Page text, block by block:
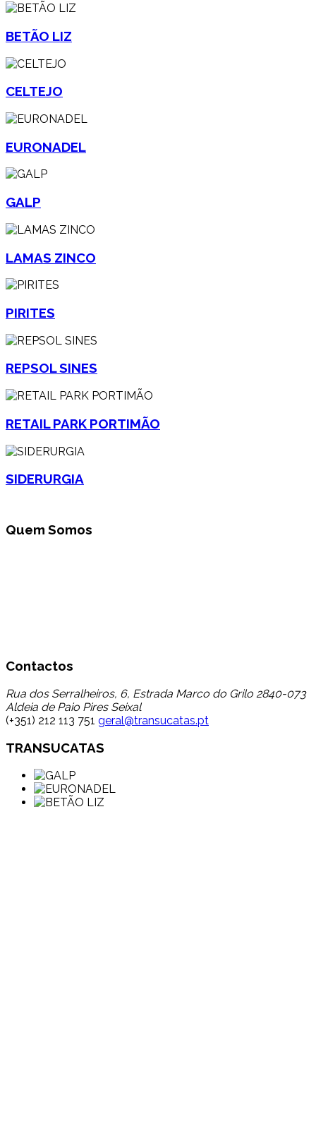
BETÃO LIZ
CELTEJO
EURONADEL
GALP
LAMAS ZINCO
PIRITES
REPSOL SINES
RETAIL PARK PORTIMÃO
SIDERURGIA
Quem Somos
Contactos
Rua dos Serralheiros, 6, Estrada Marco do Grilo 2840-073
Aldeia de Paio Pires Seixal
(+351) 212 113 751 geral@transucatas.pt
TRANSUCATAS